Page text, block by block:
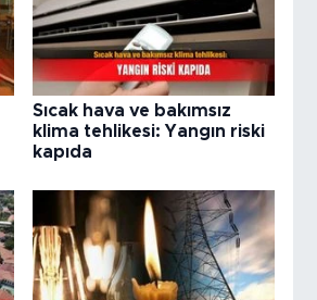
Sıcak hava ve bakımsız
klima tehlikesi: Yangın riski
kapıda